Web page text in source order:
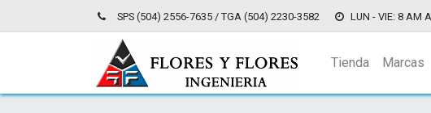
SPS (504) 2556-7635 / TGA (504) 2230-3582 LUN - VIE: 8 AM
Tienda Marcas